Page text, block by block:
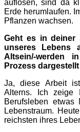
auflösen, sind da
Erde herumlaufen.
Pflanzen wachsen.
Geht es in deiner
unseres Lebens
Altsein/-werden
Prozess
Ja, diese Arbeit
Alterns. Ich zeige
Berufsleben
Lebenstraum.
reichsten ihres